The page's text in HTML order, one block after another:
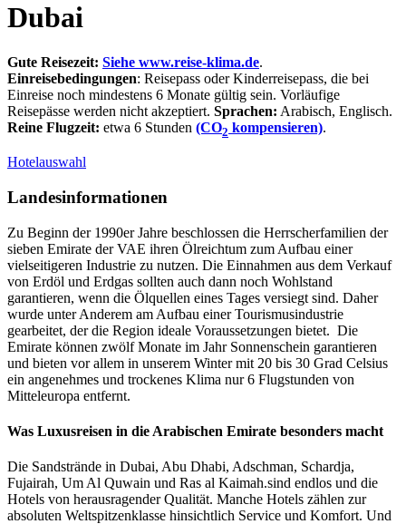
Dubai
Gute Reisezeit: Siehe www.reise-klima.de.
Einreisebedingungen: Reisepass oder Kinderreisepass, die bei
Einreise noch mindestens 6 Monate gültig sein. Vorläufige
Reisepässe werden nicht akzeptiert. Sprachen: Arabisch, Englisch.
Reine Flugzeit: etwa 6 Stunden (CO2 kompensieren).
Hotelauswahl
Landesinformationen
Zu Beginn der 1990er Jahre beschlossen die Herrscherfamilien der
sieben Emirate der VAE ihren Ölreichtum zum Aufbau einer
vielseitigeren Industrie zu nutzen. Die Einnahmen aus dem Verkauf
von Erdöl und Erdgas sollten auch dann noch Wohlstand
garantieren, wenn die Ölquellen eines Tages versiegt sind. Daher
wurde unter Anderem am Aufbau einer Tourismusindustrie
gearbeitet, der die Region ideale Voraussetzungen bietet. Die
Emirate können zwölf Monate im Jahr Sonnenschein garantieren
und bieten vor allem in unserem Winter mit 20 bis 30 Grad Celsius
ein angenehmes und trockenes Klima nur 6 Flugstunden von
Mitteleuropa entfernt.
Was Luxusreisen in die Arabischen Emirate besonders macht
Die Sandstrände in Dubai, Abu Dhabi, Adschman, Schardja,
Fujairah, Um Al Quwain und Ras al Kaimah.sind endlos und die
Hotels von herausragender Qualität. Manche Hotels zählen zur
absoluten Weltspitzenklasse hinsichtlich Service und Komfort. Und